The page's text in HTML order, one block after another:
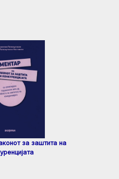
за заштита на